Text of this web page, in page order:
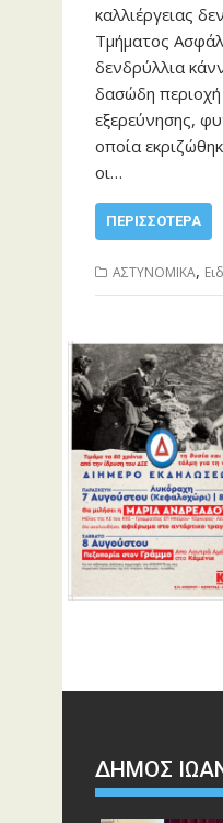
καλλιέργειας
Τμήματος
δενδρύλλια
δασώδη
εξερεύνησης,
οποία
οι…
ΠΕΡΙΣΣΌΤΕΡΑ
ΑΣΤΥΝΟΜΙΚΑ,
ΔΗΜΟΣ